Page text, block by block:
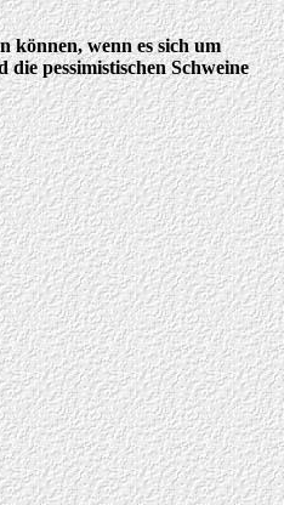
können, wenn es sich um
pessimistischen Schweine